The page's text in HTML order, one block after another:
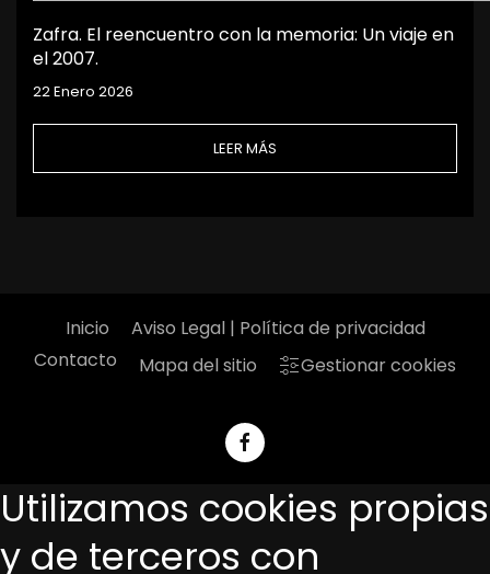
Zafra. El reencuentro con la memoria: Un viaje en
el 2007.
22 Enero 2026
LEER MÁS
Inicio
Aviso Legal | Política de privacidad
Contacto
Mapa del sitio Gestionar cookies
Utilizamos cookies propias
y de terceros con